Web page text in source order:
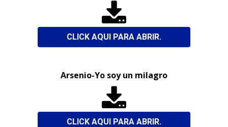

CLICK AQUI PARA ABRIR.
Arsenio-Yo soy un milagro

CLICK AQUI PARA ABRIR.